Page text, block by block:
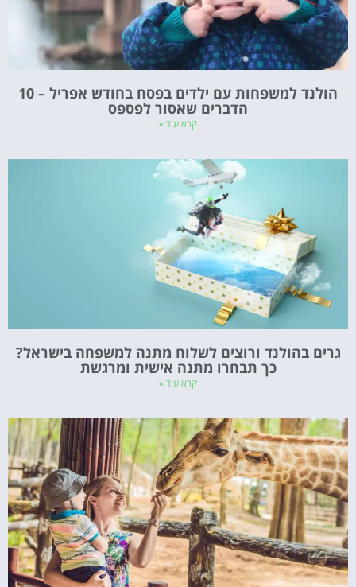
הולנד למשפחות עם ילדים בפסח בחודש אפריל – 10
הדברים שאסור לפספס
קרא עוד »
גרים בהולנד ורוצים לשלוח מתנה למשפחה בישראל?
כך תבחרו מתנה אישית ומרגשת
קרא עוד »